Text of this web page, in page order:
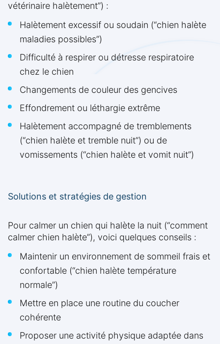
vétérinaire halètement”) :
Halètement excessif ou soudain (“chien halète
maladies possibles”)
Difficulté à respirer ou détresse respiratoire
chez le chien
Changements de couleur des gencives
Effondrement ou léthargie extrême
Halètement accompagné de tremblements
(“chien halète et tremble nuit”) ou de
vomissements (“chien halète et vomit nuit”)
Solutions et stratégies de gestion
Pour calmer un chien qui halète la nuit (“comment
calmer chien halète”), voici quelques conseils :
Maintenir un environnement de sommeil frais et
confortable (“chien halète température
normale”)
Mettre en place une routine du coucher
cohérente
Proposer une activité physique adaptée dans